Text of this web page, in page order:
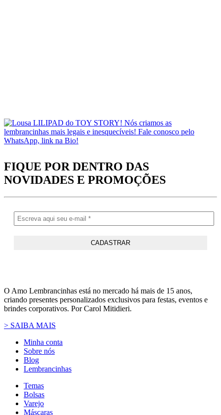
FIQUE POR DENTRO DAS
NOVIDADES E PROMOÇÕES
O Amo Lembrancinhas está no mercado há mais de 15 anos,
criando presentes personalizados exclusivos para festas, eventos e
brindes corporativos. Por Carol Mitidieri.
> SAIBA MAIS
Minha conta
Sobre nós
Blog
Lembrancinhas
Temas
Bolsas
Varejo
Máscaras